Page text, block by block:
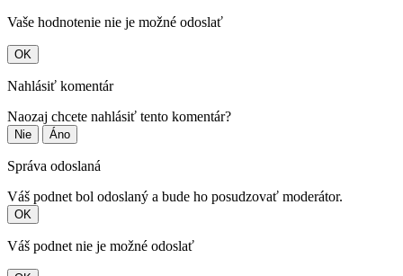
Vaše hodnotenie nie je možné odoslať
OK
Nahlásiť komentár
Naozaj chcete nahlásiť tento komentár?
Nie Áno
Správa odoslaná
Váš podnet bol odoslaný a bude ho posudzovať moderátor.
OK
Váš podnet nie je možné odoslať